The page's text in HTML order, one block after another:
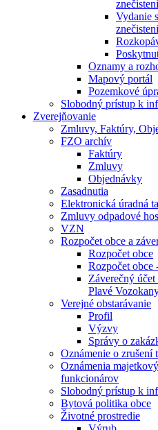
Vydanie
Oznamy a
Mapový portál
Pozemkové
Slobodný prístup k
Zverejňovanie
Zmluvy, Faktúry,
FZO archív
Faktúry
Zmluvy
Objednávky
Zasadnutia
Elektronická úradná
Zmluvy odpadové
VZN
Rozpočet obce a
Rozpočet obce
Rozpočet obce
Záverečný
Plavé
Verejné obstarávanie
Profil
Výzvy
Správy o
Oznámenie o zrušení
Oznámenia
funkcionárov
Slobodný prístup k
Bytová politika obce
Životné prostredie